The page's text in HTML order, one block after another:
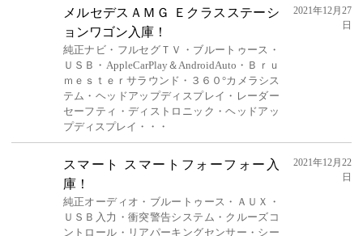
メルセデスＡＭＧ Ｅクラスステーシ
ョンワゴン入庫！
純正ナビ・フルセグＴＶ・ブルートゥース・
ＵＳＢ・AppleCarPlay＆AndroidAuto・Ｂｒｕ
ｍｅｓｔｅｒサラウンド・３６０°カメラシス
テム・ヘッドアップディスプレイ・レーダー
セーフティ・ディストロニック・ヘッドアッ
プディスプレイ・・・
2021年12月27
日
スマート スマートフォーフォー入
庫！
純正オーディオ・ブルートゥース・ＡＵＸ・
ＵＳＢ入力・衝突警告システム・クルーズコ
ントロール・リアパーキングセンサー・シー
2021年12月22
日